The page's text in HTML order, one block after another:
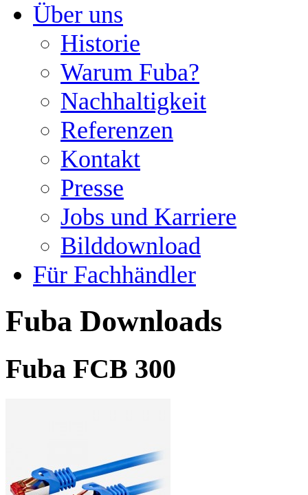
Über uns
Historie
Warum Fuba?
Nachhaltigkeit
Referenzen
Kontakt
Presse
Jobs und Karriere
Bilddownload
Für Fachhändler
Fuba Downloads
Fuba FCB 300